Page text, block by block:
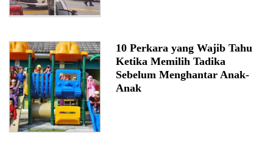
10 Perkara yang Wajib Tahu
Ketika Memilih Tadika
Sebelum Menghantar Anak-
Anak